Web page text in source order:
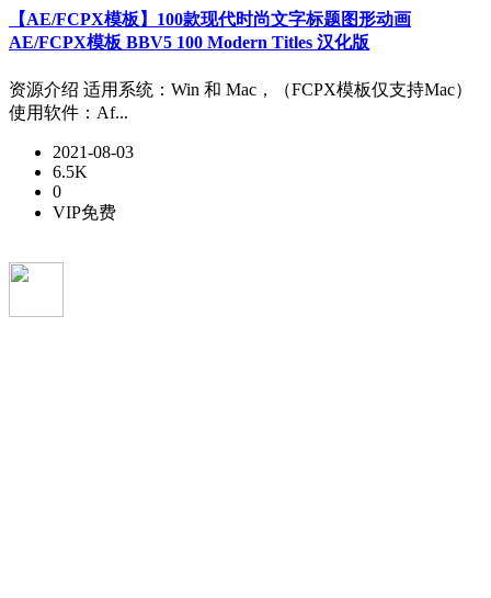
【AE/FCPX模板】100款现代时尚文字标题图形动画
AE/FCPX模板 BBV5 100 Modern Titles 汉化版
资源介绍 适用系统：Win 和 Mac，（FCPX模板仅支持Mac）
使用软件：Af...
2021-08-03
6.5K
0
VIP免费